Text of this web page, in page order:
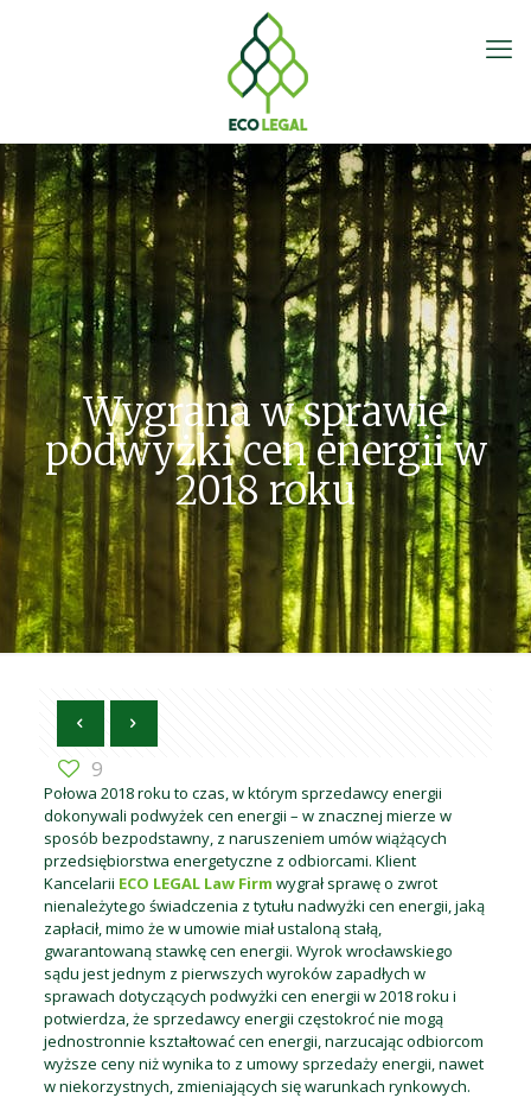
Wygrana w sprawie
podwyżki cen energii w
2018 roku
9
Połowa 2018 roku to czas, w którym sprzedawcy energii
dokonywali podwyżek cen energii – w znacznej mierze w
sposób bezpodstawny, z naruszeniem umów wiążących
przedsiębiorstwa energetyczne z odbiorcami. Klient
Kancelarii ECO LEGAL Law Firm wygrał sprawę o zwrot
nienależytego świadczenia z tytułu nadwyżki cen energii, jaką
zapłacił, mimo że w umowie miał ustaloną stałą,
gwarantowaną stawkę cen energii. Wyrok wrocławskiego
sądu jest jednym z pierwszych wyroków zapadłych w
sprawach dotyczących podwyżki cen energii w 2018 roku i
potwierdza, że sprzedawcy energii częstokroć nie mogą
jednostronnie kształtować cen energii, narzucając odbiorcom
wyższe ceny niż wynika to z umowy sprzedaży energii, nawet
w niekorzystnych, zmieniających się warunkach rynkowych.